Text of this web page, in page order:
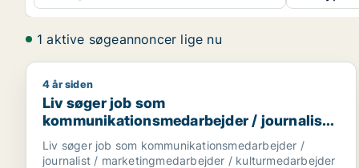
1 aktive søgeannoncer lige nu
Liv søger job som kommunikationsmedarbejder /
4 år siden
Liv søger job som
kommunikationsmedarbejder / journalist /
marketingmedarbejder /
kulturmedarbejder
Liv søger job som kommunikationsmedarbejder /
journalist / marketingmedarbejder / kulturmedarbejder